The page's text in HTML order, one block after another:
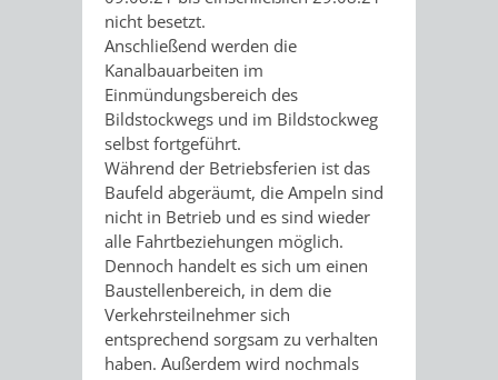
UNTEREN
DENKMALSCHUTZBEHÖRDE
IM
BEREICH
DENKMALSCHUTZ
GENEHMIGUNGSVERFAHREN
TAG
DES
OFFENEN
DENKMALS
GESTALTUNGSSATZUNGEN
AKTUELLE
AUFSTELLUNGSVERFAHREN
GESTALTUNGSSATZUNGEN
RECHTSKRÄFTIGE
GESTALTUNGSSATZUNGEN
WEITERE
STÄDTEBAULICHE
nicht besetzt.
Anschließend werden die
Kanalbauarbeiten im
Einmündungsbereich des
Bildstockwegs und im Bildstockweg
selbst fortgeführt.
Während der Betriebsferien ist das
Baufeld abgeräumt, die Ampeln sind
nicht in Betrieb und es sind wieder
alle Fahrtbeziehungen möglich.
Dennoch handelt es sich um einen
Baustellenbereich, in dem die
Verkehrsteilnehmer sich
entsprechend sorgsam zu verhalten
haben. Außerdem wird nochmals